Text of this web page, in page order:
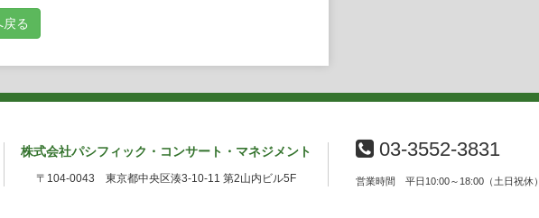
ル、サイモン・ラトル、クルト・マズア、マイケル・
ドリュー・デイヴィス、マリス・ヤンソンス、エド・
、マレク・ヤノフスキ等と共演している。
立管）、「プーランク：ピアノ作品全集」、「ラヴ
等多くの賞を獲得した。エームス・クラシックスから
アノ協奏曲」、「ラヴェル：左手のためのピアノ協奏
ン・ブルー」（いずれもベルトラン・ド・ビリー指揮
クラシックスからは、「ドビュッシー：ピアノ作品全
る
株式会社パシフィック・コンサート・マネジメント
〒104-0043 東京都中央区湊3-10-11 第2山内ビル5F
03-3552-3831
営業時間 平日10:00～18:00（土日祝休）